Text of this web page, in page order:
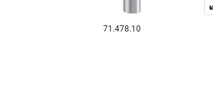
71.478.10